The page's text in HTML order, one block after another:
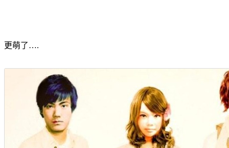
更萌了….